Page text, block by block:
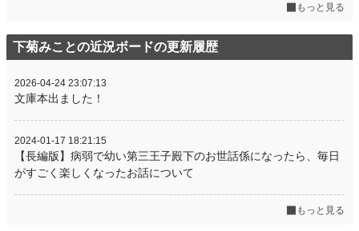
もっと見る
下菊みことの近況ボードの更新履歴
2026-04-24 23:07:13
文庫本出ました！
2024-01-17 18:21:15
【長編版】病弱で幼い第三王子殿下のお世話係になったら、毎日
がすごく楽しくなったお話について
もっと見る